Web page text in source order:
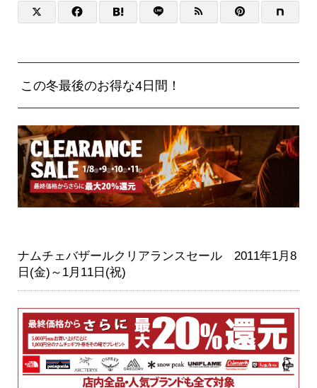
この冬最後のお得な4日間！
ナムチェバザールクリアランスセール 2011年1月8
日(金)～1月11日(祝)